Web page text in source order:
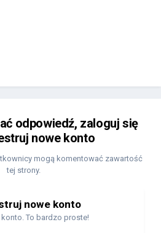
odpowiedź, zaloguj się
nowe konto
mogą komentować zawartość
tej strony.
nowe konto
konto. To bardzo proste!